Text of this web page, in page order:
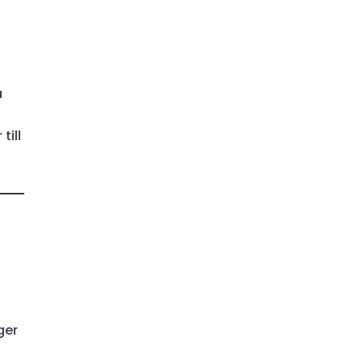
till